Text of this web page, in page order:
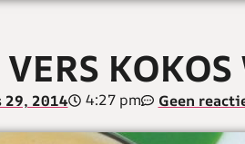
KOKOS
29, 2014 4:27 pm Geen